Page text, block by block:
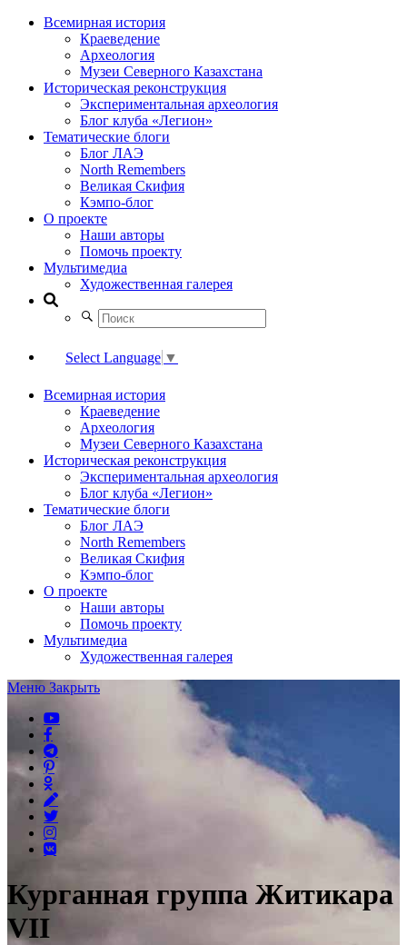
Всемирная история
Краеведение
Археология
Музеи Северного Казахстана
Историческая реконструкция
Экспериментальная археология
Блог клуба «Легион»
Тематические блоги
Блог ЛАЭ
North Remembers
Великая Скифия
Кэмпо-блог
О проекте
Наши авторы
Помочь проекту
Мультимедиа
Художественная галерея
Select Language ▼
Всемирная история
Краеведение
Археология
Музеи Северного Казахстана
Историческая реконструкция
Экспериментальная археология
Блог клуба «Легион»
Тематические блоги
Блог ЛАЭ
North Remembers
Великая Скифия
Кэмпо-блог
О проекте
Наши авторы
Помочь проекту
Мультимедиа
Художественная галерея
Меню Закрыть
Курганная группа Житикара
VII